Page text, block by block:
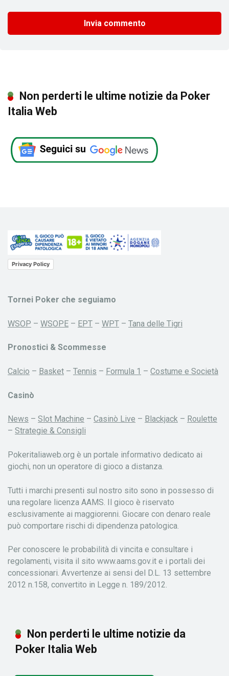
Non perderti le ultime notizie da Poker
Italia Web
Privacy Policy
Tornei Poker che seguiamo
WSOP – WSOPE – EPT – WPT – Tana delle Tigri
Pronostici & Scommesse
Calcio – Basket – Tennis – Formula 1 – Costume e Società
Casinò
News – Slot Machine – Casinò Live – Blackjack – Roulette
– Strategie & Consigli
Pokeritaliaweb.org è un portale informativo dedicato ai
giochi, non un operatore di gioco a distanza.
Tutti i marchi presenti sul nostro sito sono in possesso di
una regolare licenza AAMS. Il gioco è riservato
esclusivamente ai maggiorenni. Giocare con denaro reale
può comportare rischi di dipendenza patologica.
Per conoscere le probabilità di vincita e consultare i
regolamenti, visita il sito www.aams.gov.it e i portali dei
concessionari. Avvertenze ai sensi del D.L. 13 settembre
2012 n.158, convertito in Legge n. 189/2012.
Non perderti le ultime notizie da
Poker Italia Web